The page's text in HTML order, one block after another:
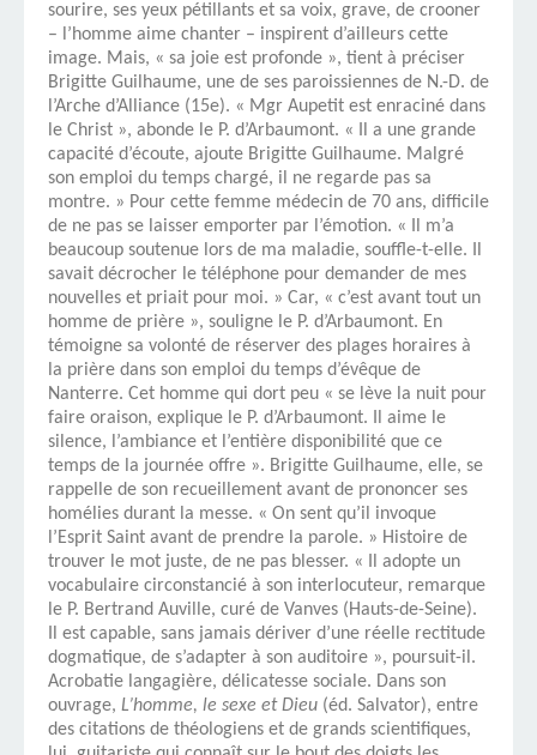
sourire, ses yeux pétillants et sa voix, grave, de crooner
– l’homme aime chanter – inspirent d’ailleurs cette
image. Mais, « sa joie est profonde », tient à préciser
Brigitte Guilhaume, une de ses paroissiennes de N.-D. de
l’Arche d’Alliance (15e). « Mgr Aupetit est enraciné dans
le Christ », abonde le P. d’Arbaumont. « Il a une grande
capacité d’écoute, ajoute Brigitte Guilhaume. Malgré
son emploi du temps chargé, il ne regarde pas sa
montre. » Pour cette femme médecin de 70 ans, difficile
de ne pas se laisser emporter par l’émotion. « Il m’a
beaucoup soutenue lors de ma maladie, souffle-t-elle. Il
savait décrocher le téléphone pour demander de mes
nouvelles et priait pour moi. » Car, « c’est avant tout un
homme de prière », souligne le P. d’Arbaumont. En
témoigne sa volonté de réserver des plages horaires à
la prière dans son emploi du temps d’évêque de
Nanterre. Cet homme qui dort peu « se lève la nuit pour
faire oraison, explique le P. d’Arbaumont. Il aime le
silence, l’ambiance et l’entière disponibilité que ce
temps de la journée offre ». Brigitte Guilhaume, elle, se
rappelle de son recueillement avant de prononcer ses
homélies durant la messe. « On sent qu’il invoque
l’Esprit Saint avant de prendre la parole. » Histoire de
trouver le mot juste, de ne pas blesser. « Il adopte un
vocabulaire circonstancié à son interlocuteur, remarque
le P. Bertrand Auville, curé de Vanves (Hauts-de-Seine).
Il est capable, sans jamais dériver d’une réelle rectitude
dogmatique, de s’adapter à son auditoire », poursuit-il.
Acrobatie langagière, délicatesse sociale. Dans son
ouvrage, L’homme, le sexe et Dieu (éd. Salvator), entre
des citations de théologiens et de grands scientifiques,